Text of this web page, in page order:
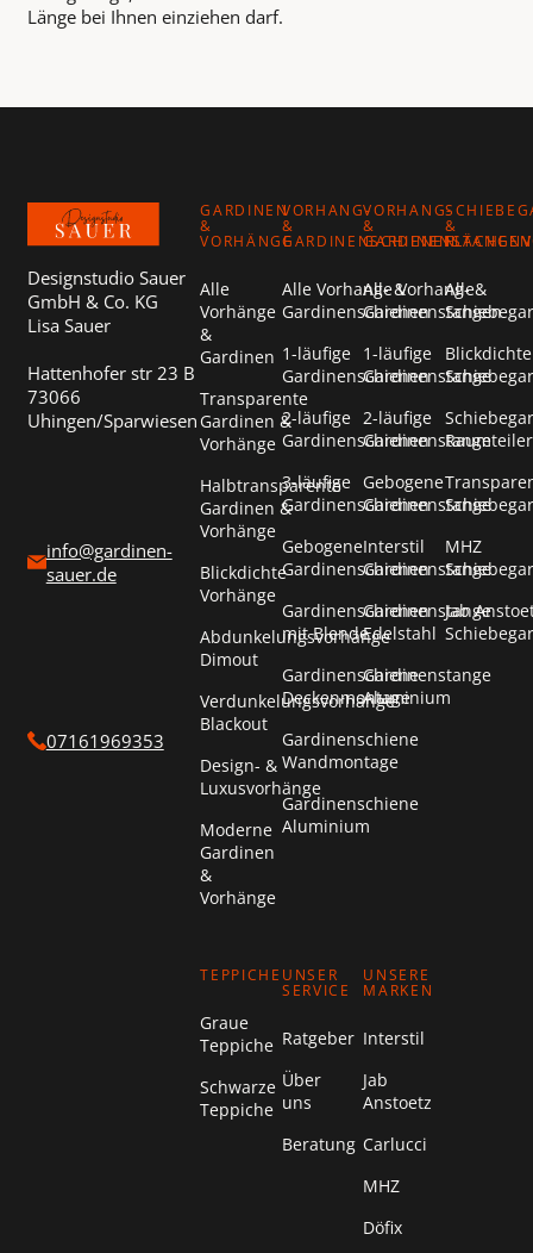
Länge bei Ihnen einziehen darf.
Designstudio Sauer
GmbH & Co. KG
Lisa Sauer
Hattenhofer str 23 B
73066
Uhingen/Sparwiesen
info@gardinen-
sauer.de
07161969353
GARDINEN
&
VORHÄNGE
Alle
Vorhänge
&
Gardinen
Transparente
Gardinen &
Vorhänge
Halbtransparente
Gardinen &
Vorhänge
Blickdichte
Vorhänge
Abdunkelungsvorhänge
Dimout
Verdunkelungsvorhänge
Blackout
Design- &
Luxusvorhänge
Moderne
Gardinen
&
Vorhänge
VORHANG-
&
GARDINENSCHIENEN
Alle Vorhang- &
Gardinenschienen
1-läufige
Gardinenschienen
2-läufige
Gardinenschienen
3-läufige
Gardinenschienen
Gebogene
Gardinenschienen
Gardinenschienen
mit Blende
Gardinenschiene
Deckenmontage
Gardinenschiene
Wandmontage
Gardinenschiene
Aluminium
VORHANG-
&
GARDINENSTANGEN
Alle Vorhang- &
Gardinenstangen
1-läufige
Gardinenstange
2-läufige
Gardinenstange
Gebogene
Gardinenstange
Interstil
Gardinenstange
Gardinenstange
Edelstahl
Gardinenstange
Aluminium
&
Alle
Blickdichte
Raumteiler
MHZ
Jab
TEPPICHE
Graue
Teppiche
Schwarze
Teppiche
UNSER
SERVICE
Ratgeber
Über
uns
Beratung
UNSERE
MARKEN
Interstil
Jab
Anstoetz
Carlucci
MHZ
Döfix